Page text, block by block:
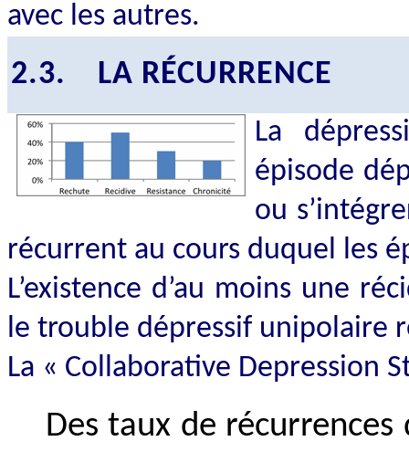
avec les autres.
2.3. LA RÉCURRENCE
La
épisode
ou
récurrent au cours duquel les
L’existence d’au moins une
le trouble dépressif unipolaire
La « Collaborative Depression
Des taux de